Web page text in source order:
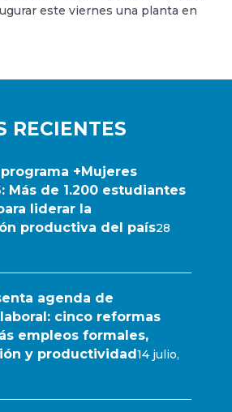
RECIENTES
+Mujeres
Más de 1.200 estudiantes
liderar la
productiva del país28
agenda de
cinco reformas
empleos formales,
y productividad14 julio,
este viernes una planta en